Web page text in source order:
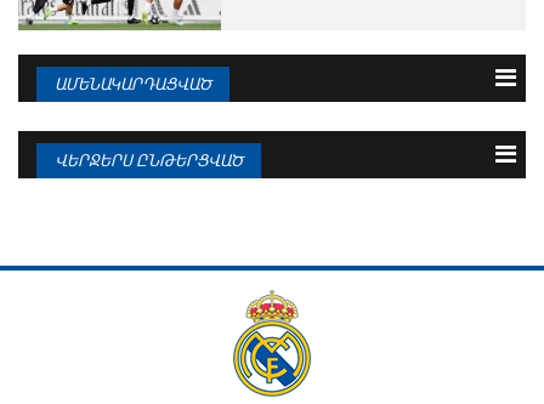
ԱՄԵՆԱԿԱՐԴԱՑՎԱԾ
ՎԵՐՋԵՐՍ ԸՆԹԵՐՑՎԱԾ
06.08.2026
Եվրոպայի թոփ-5 լիգաների
ամենաշատ...